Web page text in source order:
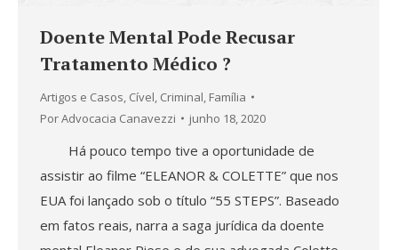
Doente Mental Pode Recusar
Tratamento Médico ?
Artigos e Casos, Cível, Criminal, Família
PorAdvocacia Canavezzi junho 18, 2020
Há pouco tempo tive a oportunidade de
assistir ao filme “ELEANOR & COLETTE” que nos
EUA foi lançado sob o título “55 STEPS”. Baseado
em fatos reais, narra a saga jurídica da doente